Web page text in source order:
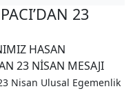
23
Nisan Ulusal Egemenlik